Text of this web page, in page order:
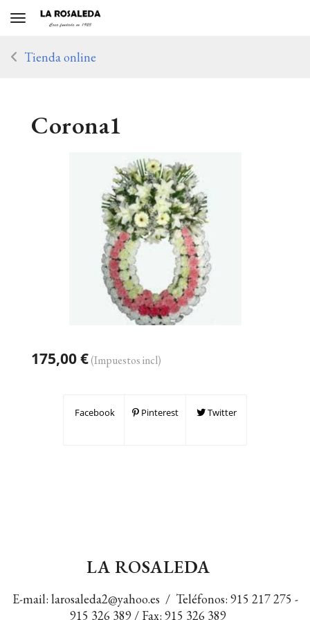
Toggle navigation
Tienda online
Corona1
175,00 €(Impuestos incl)
Facebook Pinterest Twitter
LA ROSALEDA
E-mail: larosaleda2@yahoo.es / Teléfonos: 915 217 275 -
915 326 389/ Fax: 915 326 389